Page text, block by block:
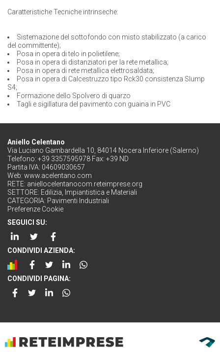
Caratteristiche Tecniche intrinseche:
Sistemazione del sottofondo con misto stabilizzato (a carico
del committente);
Posa in opera di telo in polietilene;
Posa in opera di distanziatori per la rete metallica;
Posa in opera di rete metallica elettrosaldata;
Posa in opera di Calcestruzzo tipo Rck30 consistenza Slump
S4;
Formazione dello Spolvero di quarzo
Tagli e sigillatura del pavimento con guaina in PVC
Aniello Celentano
Via Luciano Gambardella 10, 84014 Nocera Inferiore (Salerno)
Telefono: +39 3357595978 Fax: +39 ND
Partita IVA: 04609030657
Web: www.acelentano.com
RETE: aniellocelentanocom.reteimprese.org
SETTORE: Edilizia, Impiantistica e Materiali
CATEGORIA: Pavimenti Industriali
Preferenze Cookie
SEGUICI SU:
CONDIVIDI AZIENDA:
CONDIVIDI PAGINA: